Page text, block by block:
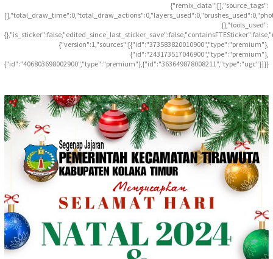
{"remix_data":[],"source_tags":
{},"tools_used":
{"version":1,"sources":[{"id":"373583820010900","type":"premium"},
{"id":"243173517046900","type":"premium"},
{"id":"406803698002900","type":"premium"},{"id":"363649878008211","type":"ugc"}]}}